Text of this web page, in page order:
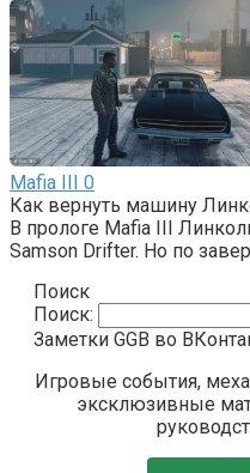
Mafia III 0
Как вернуть машину
В прологе Mafia III
Samson Drifter. Но по
Поиск
Поиск:
Заметки GGB во
Игровые события,
эксклюзивные